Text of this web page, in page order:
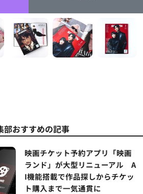
部おすすめの記事
映画チケット予約アプリ「映画
ランド」が大型リニューアル A
I機能搭載で作品探しからチケッ
ト購入まで一気通貫に